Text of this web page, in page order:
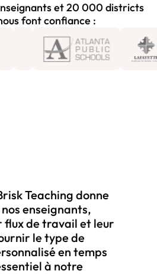
et 20 000 districts
font confiance :
Teaching donne
enseignants,
flux de travail et leur
le type de
en temps
à notre